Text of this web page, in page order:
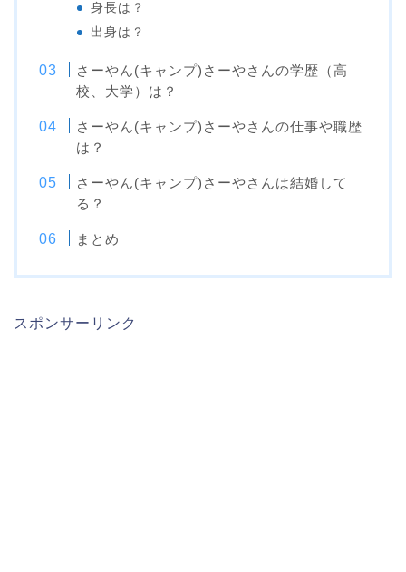
身長は？
出身は？
さーやん(キャンプ)さーやさんの学歴（高
校、大学）は？
さーやん(キャンプ)さーやさんの仕事や職歴
は？
さーやん(キャンプ)さーやさんは結婚して
る？
まとめ
スポンサーリンク